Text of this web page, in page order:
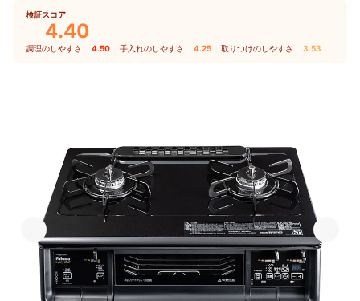
検証スコア
4.40
調理のしやすさ 4.50 手入れのしやすさ 4.25 取りつけのしやすさ 3.53